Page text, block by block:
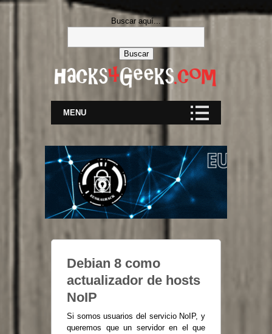
Buscar aquí...
MENU
Debian 8 como
actualizador de hosts
NoIP
Si somos usuarios del servicio NoIP, y
queremos que un servidor en el que